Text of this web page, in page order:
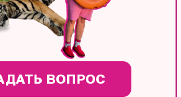
ВОПРОС